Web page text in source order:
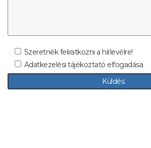
Szeretnék feliratkozni a hírlevélre!
Adatkezelési tájékoztató elfogadása